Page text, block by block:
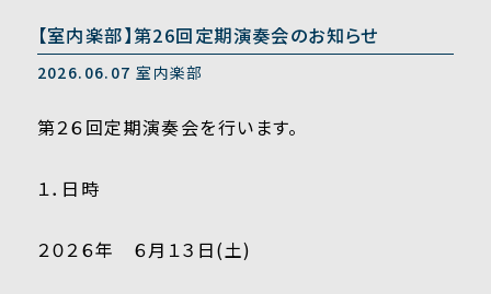
【室内楽部】第26回定期演奏会のお知らせ
2026.06.07室内楽部
第２６回定期演奏会を行います。
１．日時
２０２６年 ６月１３日(土)